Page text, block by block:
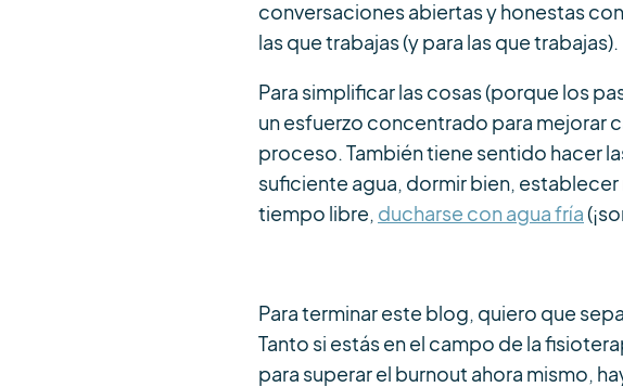
conversaciones abiertas y honestas
las que trabajas (y para las que trabajas).
Para simplificar las cosas (porque los
un esfuerzo concentrado para mejorar
proceso. También tiene sentido hacer
suficiente agua, dormir bien,
tiempo libre, ducharse con agua fría
Para terminar este blog, quiero que
Tanto si estás en el campo de la
para superar el burnout ahora mismo,